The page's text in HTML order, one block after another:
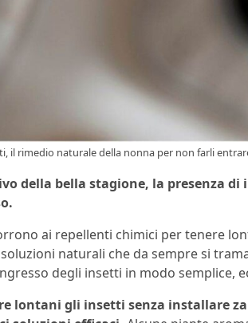
il rimedio naturale della nonna per non farli
della bella stagione, la presenza
ai repellenti chimici per tenere
naturali che da sempre si
degli insetti in modo semplice,
lontani gli insetti senza installare